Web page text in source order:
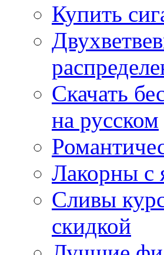
Купить
Скачать
на русском
Лакорны с
Сливы
скидкой